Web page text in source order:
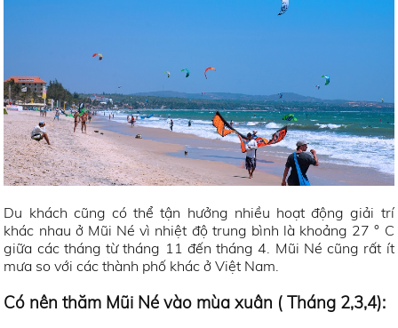
Du khách cũng có thể tận hưởng nhiều hoạt động giải trí
khác nhau ở Mũi Né vì nhiệt độ trung bình là khoảng 27 ° C
giữa các tháng từ tháng 11 đến tháng 4. Mũi Né cũng rất ít
mưa so với các thành phố khác ở Việt Nam.
Có nên thăm Mũi Né vào mùa xuân ( Tháng 2,3,4):